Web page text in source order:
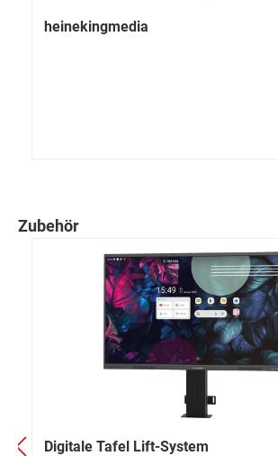
heinekingmedia
Zubehör
Digitale Tafel Lift-System